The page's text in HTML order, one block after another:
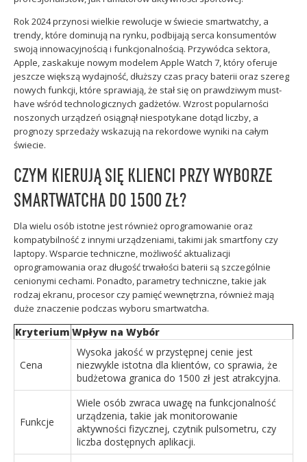
Rok 2024 przynosi wielkie rewolucje w świecie smartwatchy, a
trendy, które dominują na rynku, podbijają serca konsumentów
swoją innowacyjnością i funkcjonalnością. Przywódca sektora,
Apple, zaskakuje nowym modelem Apple Watch 7, który oferuje
jeszcze większą wydajność, dłuższy czas pracy baterii oraz szereg
nowych funkcji, które sprawiają, że stał się on prawdziwym must-
have wśród technologicznych gadżetów. Wzrost popularności
noszonych urządzeń osiągnął niespotykane dotąd liczby, a
prognozy sprzedaży wskazują na rekordowe wyniki na całym
świecie.
CZYM KIERUJĄ SIĘ KLIENCI PRZY WYBORZE
SMARTWATCHA DO 1500 ZŁ?
Dla wielu osób istotne jest również oprogramowanie oraz
kompatybilność z innymi urządzeniami, takimi jak smartfony czy
laptopy. Wsparcie techniczne, możliwość aktualizacji
oprogramowania oraz długość trwałości baterii są szczególnie
cenionymi cechami. Ponadto, parametry techniczne, takie jak
rodzaj ekranu, procesor czy pamięć wewnętrzna, również mają
duże znaczenie podczas wyboru smartwatcha.
Kryterium Wpływ na Wybór
Cena
Wysoka jakość w przystępnej cenie jest
niezwykle istotna dla klientów, co sprawia, że
budżetowa granica do 1500 zł jest atrakcyjna.
Funkcje
Wiele osób zwraca uwagę na funkcjonalność
urządzenia, takie jak monitorowanie
aktywności fizycznej, czytnik pulsometru, czy
liczba dostępnych aplikacji.